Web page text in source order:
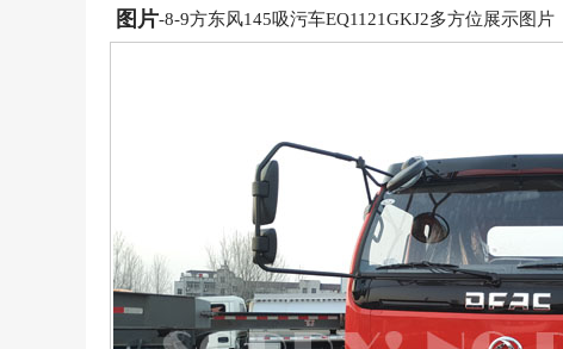
图片-8-9方东风145吸污车EQ1121GKJ2多方位展示图片